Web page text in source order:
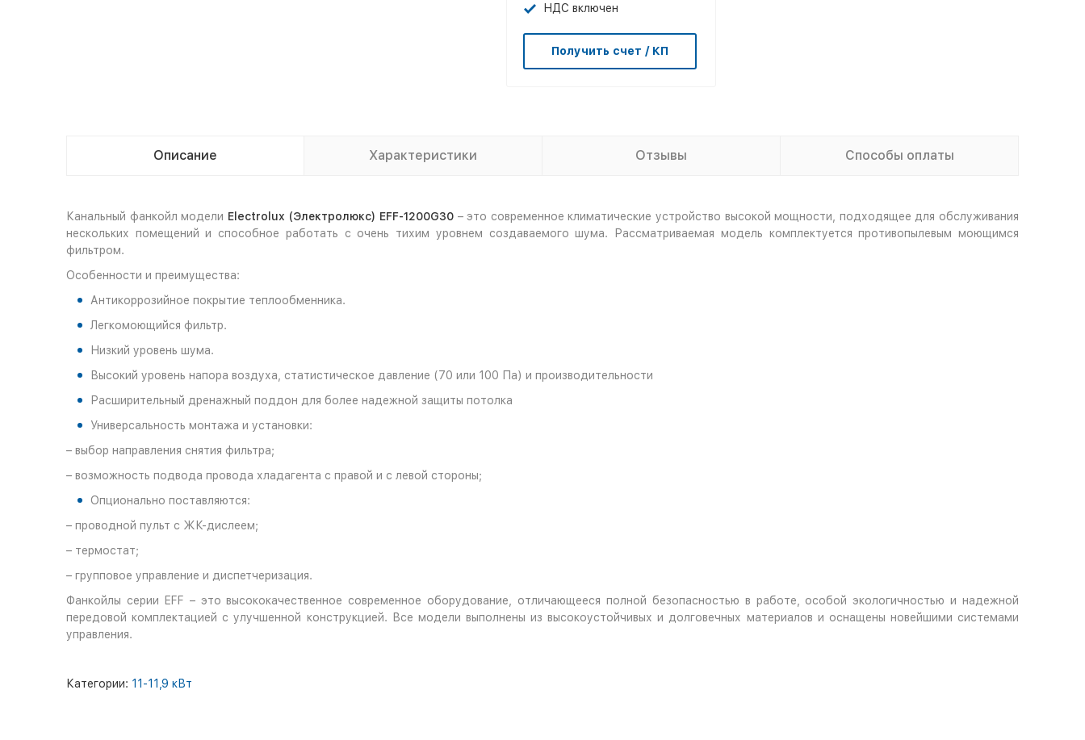
НДС включен
Получить счет / КП
Описание Характеристики Отзывы Способы оплаты
Канальный фанкойл модели Electrolux (Электролюкс) EFF-1200G30 – это современное климатические устройство высокой мощности, подходящее для обслуживания
нескольких помещений и способное работать с очень тихим уровнем создаваемого шума. Рассматриваемая модель комплектуется противопылевым моющимся
фильтром.
Особенности и преимущества:
Антикоррозийное покрытие теплообменника.
Легкомоющийся фильтр.
Низкий уровень шума.
Высокий уровень напора воздуха, статистическое давление (70 или 100 Па) и производительности
Расширительный дренажный поддон для более надежной защиты потолка
Универсальность монтажа и установки:
– выбор направления снятия фильтра;
– возможность подвода провода хладагента с правой и с левой стороны;
Опционально поставляются:
– проводной пульт с ЖК-дислеем;
– термостат;
– групповое управление и диспетчеризация.
Фанкойлы серии EFF – это высококачественное современное оборудование, отличающееся полной безопасностью в работе, особой экологичностью и надежной
передовой комплектацией с улучшенной конструкцией. Все модели выполнены из высокоустойчивых и долговечных материалов и оснащены новейшими системами
управления.
Категории: 11-11,9 кВт